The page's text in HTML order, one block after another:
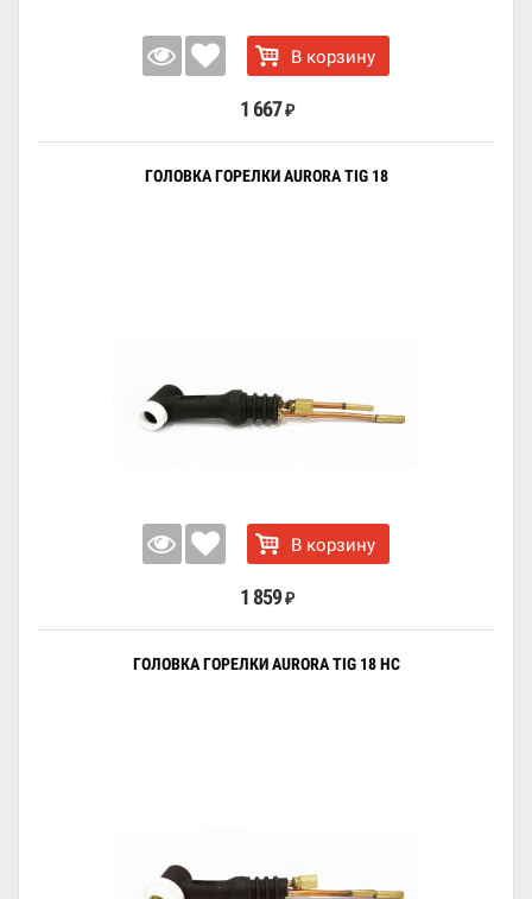
В корзину
1 667 ₽
ГОЛОВКА ГОРЕЛКИ AURORA TIG 18
В корзину
1 859 ₽
ГОЛОВКА ГОРЕЛКИ AURORA TIG 18 HC